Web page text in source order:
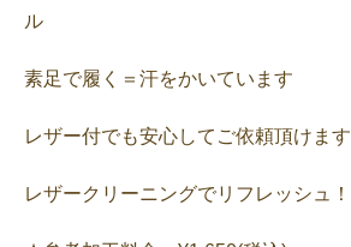
ル
素足で履く＝汗をかいています
レザー付でも安心してご依頼頂けます
レザークリーニングでリフレッシュ！